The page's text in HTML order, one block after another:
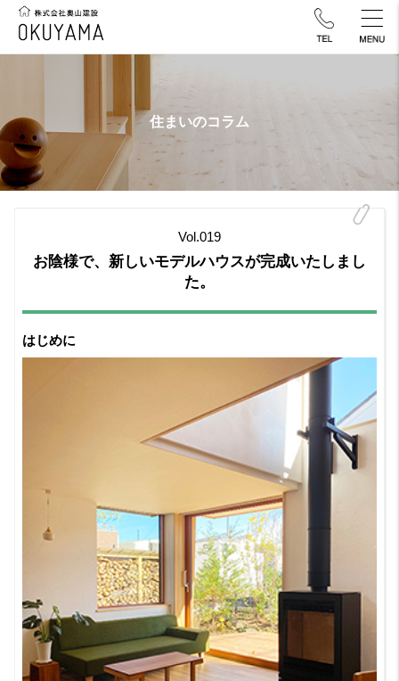
住まいのコラム
Vol.019
お陰様で、新しいモデルハウスが完成いたしまし
た。
はじめに